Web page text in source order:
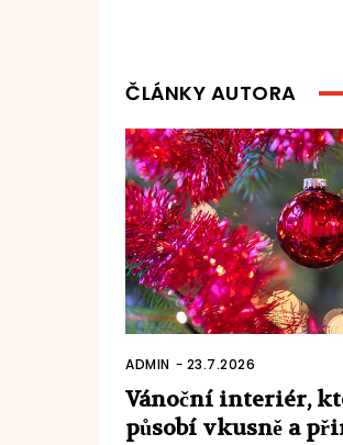
ČLÁNKY AUTORA
ADMIN - 23.7.2026
Vánoční interiér,
působí vkusně a